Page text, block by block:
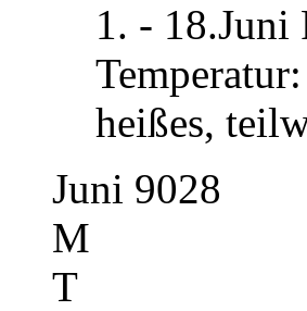
1. - 18.Juni
heißes,
Juni 9028
M
T